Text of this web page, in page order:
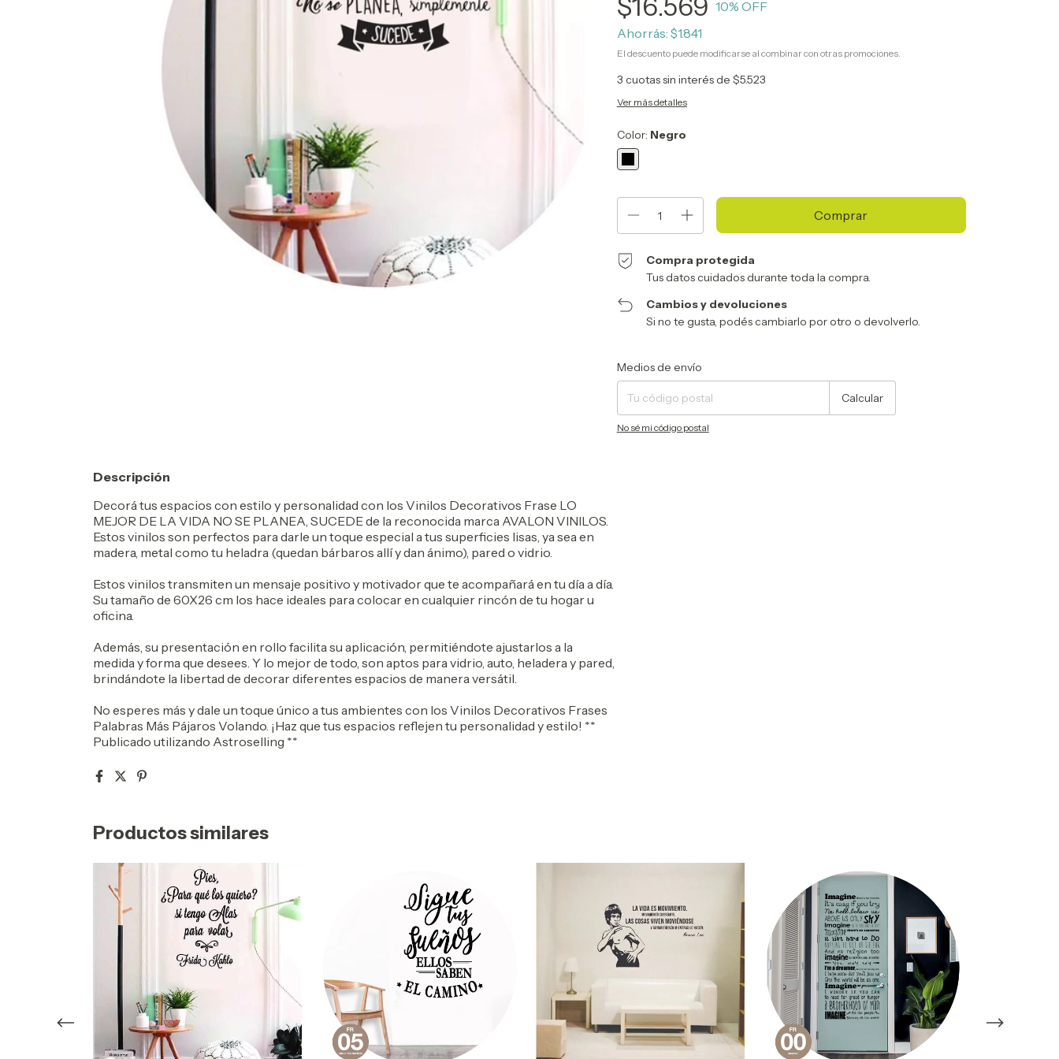
$16.569 10% OFF
Ahorrás: $1.841
El descuento puede modificarse al combinar con otras promociones.
3 cuotas sin interés de $5.523
Ver más detalles
Color: Negro
Compra protegida
Tus datos cuidados durante toda la compra.
Cambios y devoluciones
Si no te gusta, podés cambiarlo por otro o devolverlo.
Entregas para el CP:
Medios de envío
Calcular
No sé mi código postal
Descripción
Decorá tus espacios con estilo y personalidad con los Vinilos Decorativos Frase LO
MEJOR DE LA VIDA NO SE PLANEA, SUCEDE de la reconocida marca AVALON VINILOS.
Estos vinilos son perfectos para darle un toque especial a tus superficies lisas, ya sea en
madera, metal como tu heladra (quedan bárbaros allí y dan ánimo), pared o vidrio.
Estos vinilos transmiten un mensaje positivo y motivador que te acompañará en tu día a día.
Su tamaño de 60X26 cm los hace ideales para colocar en cualquier rincón de tu hogar u
oficina.
Además, su presentación en rollo facilita su aplicación, permitiéndote ajustarlos a la
medida y forma que desees. Y lo mejor de todo, son aptos para vidrio, auto, heladera y pared,
brindándote la libertad de decorar diferentes espacios de manera versátil.
No esperes más y dale un toque único a tus ambientes con los Vinilos Decorativos Frases
Palabras Más Pájaros Volando. ¡Haz que tus espacios reflejen tu personalidad y estilo! **
Publicado utilizando Astroselling **
Productos similares